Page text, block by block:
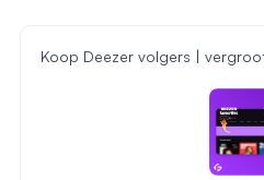
Koop Deezer volgers |